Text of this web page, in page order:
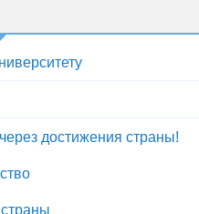
достижения страны!